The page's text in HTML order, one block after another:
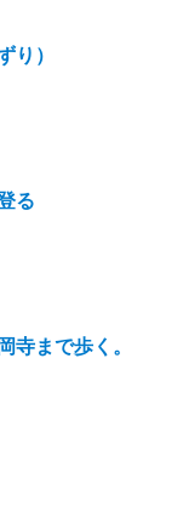
り）
る
寺まで歩く。